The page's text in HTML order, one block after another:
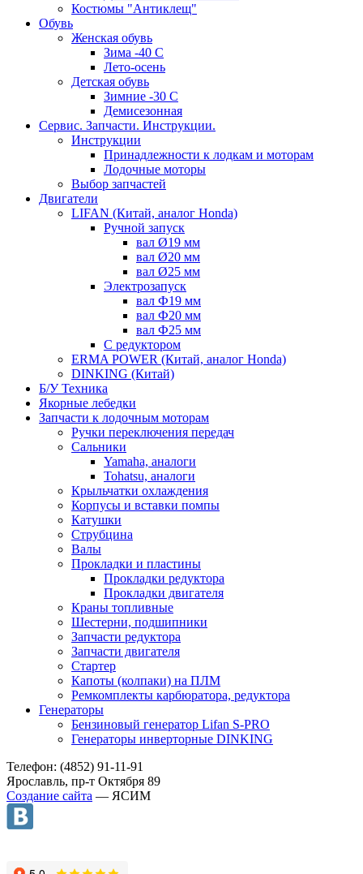
Костюмы "Антиклещ"
Обувь
Женская обувь
Зима -40 С
Лето-осень
Детская обувь
Зимние -30 С
Демисезонная
Сервис. Запчасти. Инструкции.
Инструкции
Принадлежности к лодкам и моторам
Лодочные моторы
Выбор запчастей
Двигатели
LIFAN (Китай, аналог Honda)
Ручной запуск
вал Ø19 мм
вал Ø20 мм
вал Ø25 мм
Электрозапуск
вал Ф19 мм
вал Ф20 мм
вал Ф25 мм
С редуктором
ERMA POWER (Китай, аналог Honda)
DINKING (Китай)
Б/У Техника
Якорные лебедки
Запчасти к лодочным моторам
Ручки переключения передач
Сальники
Yamaha, аналоги
Tohatsu, аналоги
Крыльчатки охлаждения
Корпусы и вставки помпы
Катушки
Струбцина
Валы
Прокладки и пластины
Прокладки редуктора
Прокладки двигателя
Краны топливные
Шестерни, подшипники
Запчасти редуктора
Запчасти двигателя
Стартер
Капоты (колпаки) на ПЛМ
Ремкомплекты карбюратора, редуктора
Генераторы
Бензиновый генератор Lifan S-PRO
Генераторы инверторные DINKING
Телефон: (4852) 91-11-91
Ярославль, пр-т Октября 89
Создание сайта — ЯСИМ